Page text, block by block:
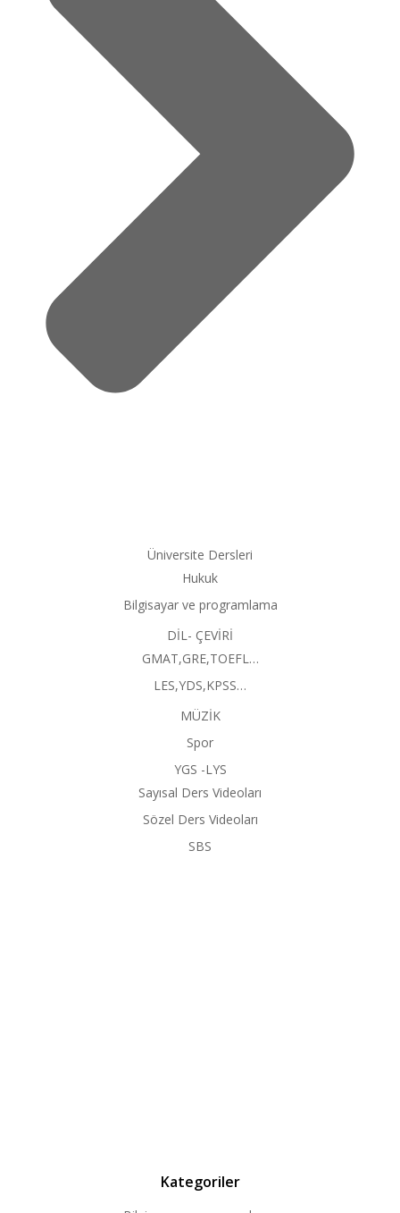
Üniversite Dersleri
Hukuk
Bilgisayar ve programlama
DİL- ÇEVİRİ
GMAT,GRE,TOEFL…
LES,YDS,KPSS…
MÜZİK
Spor
YGS -LYS
Sayısal Ders Videoları
Sözel Ders Videoları
SBS
Kategoriler